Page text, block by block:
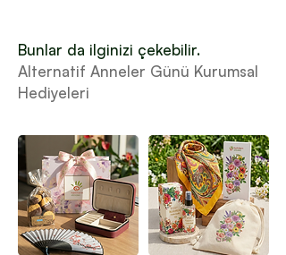
Bunlar da ilginizi çekebilir.
Alternatif Anneler Günü Kurumsal
Hediyeleri